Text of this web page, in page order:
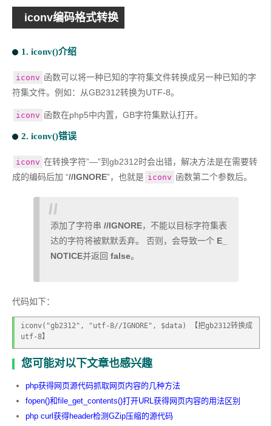
iconv编码格式转换
1. iconv()介绍
iconv 函数可以将一种已知的字符集文件转换成另一种已知的字
符集文件。例如：从GB2312转换为UTF-8。
iconv 函数在php5中内置，GB字符集默认打开。
2. iconv()错误
iconv 在转换字符”—”到gb2312时会出错，解决方法是在需要转
成的编码后加 “//IGNORE”，也就是 iconv 函数第二个参数后。
添加了字符串 //IGNORE，不能以目标字符集表
达的字符将被默默丢弃。 否则，会导致一个 E_
NOTICE并返回 false。
代码如下：
iconv("gb2312", "utf-8//IGNORE", $data) 【把gb2312转换成
utf-8】
您可能对以下文章也感兴趣
php获得网页源代码抓取网页内容的几种方法
fopen()和file_get_contents()打开URL获得网页内容的用法区别
php curl获得header检测GZip压缩的源代码